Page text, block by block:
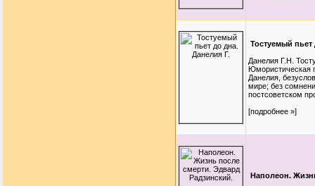
Тостуемый пьет
Данелия Г.Н.
Юмористическая
Данелия,
мире; без
постсоветском
[подробнее »]
Наполеон.